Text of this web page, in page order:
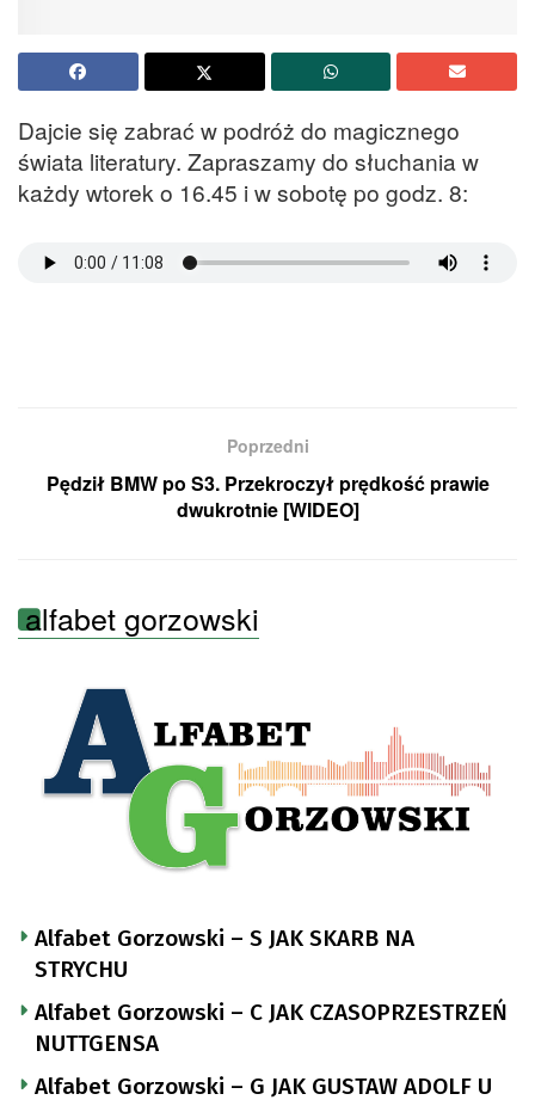
Dajcie się zabrać w podróż do magicznego
świata literatury. Zapraszamy do słuchania w
każdy wtorek o 16.45 i w sobotę po godz. 8:
Poprzedni
Pędził BMW po S3. Przekroczył prędkość prawie
dwukrotnie [WIDEO]
alfabet gorzowski
Alfabet Gorzowski – S JAK SKARB NA
STRYCHU
Alfabet Gorzowski – C JAK CZASOPRZESTRZEŃ
NUTTGENSA
Alfabet Gorzowski – G JAK GUSTAW ADOLF U